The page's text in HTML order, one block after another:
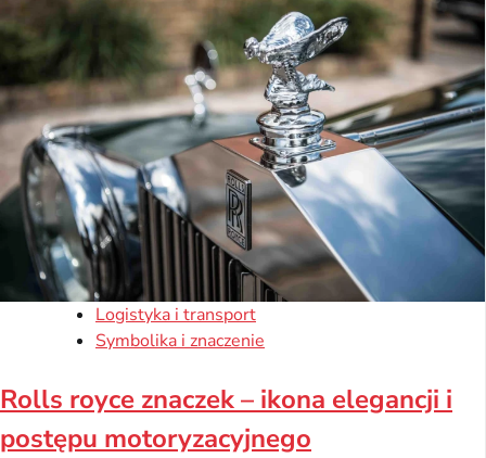
Logistyka i transport
Symbolika i znaczenie
Rolls royce znaczek – ikona elegancji i
postępu motoryzacyjnego